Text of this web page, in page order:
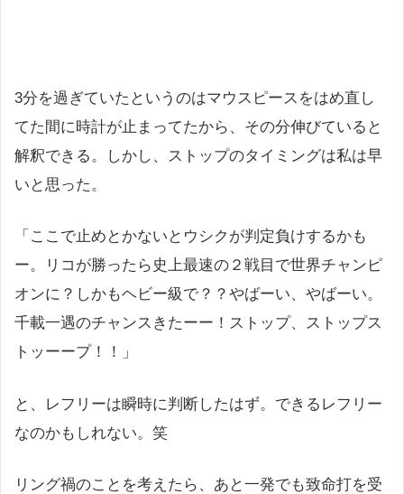
3分を過ぎていたというのはマウスピースをはめ直し
てた間に時計が止まってたから、その分伸びていると
解釈できる。しかし、ストップのタイミングは私は早
いと思った。
「ここで止めとかないとウシクが判定負けするかも
ー。リコが勝ったら史上最速の２戦目で世界チャンピ
オンに？しかもヘビー級で？？やばーい、やばーい。
千載一遇のチャンスきたーー！ストップ、ストップス
トッーープ！！」
と、レフリーは瞬時に判断したはず。できるレフリー
なのかもしれない。笑
リング禍のことを考えたら、あと一発でも致命打を受